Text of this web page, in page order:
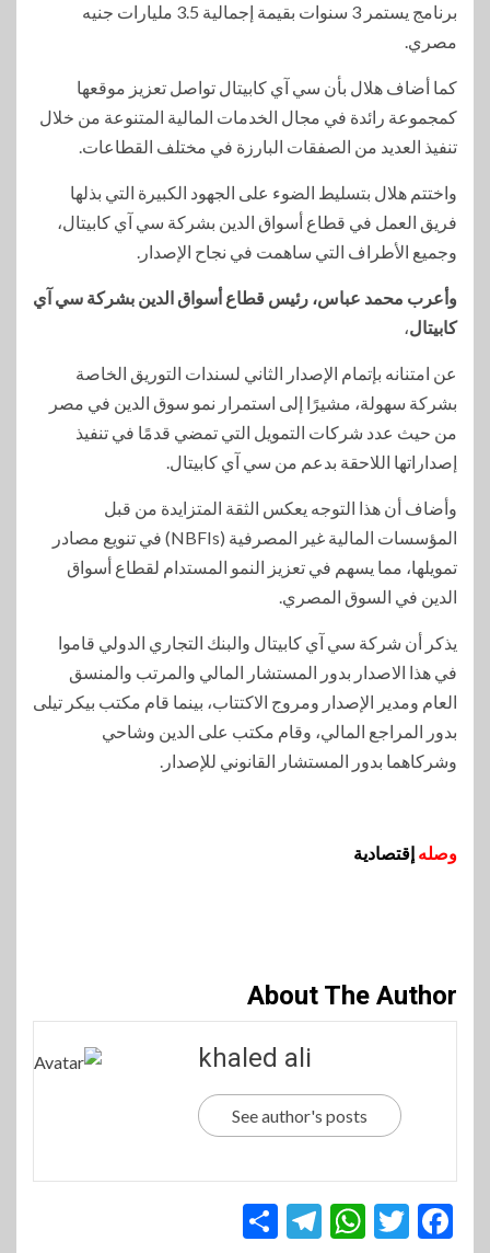
برنامج يستمر 3 سنوات بقيمة إجمالية 3.5 مليارات جنيه
مصري.
كما أضاف هلال بأن سي آي كابيتال تواصل تعزيز موقعها
كمجموعة رائدة في مجال الخدمات المالية المتنوعة من خلال
تنفيذ العديد من الصفقات البارزة في مختلف القطاعات.
واختتم هلال بتسليط الضوء على الجهود الكبيرة التي بذلها
فريق العمل في قطاع أسواق الدين بشركة سي آي كابيتال،
وجميع الأطراف التي ساهمت في نجاح الإصدار.
وأعرب محمد عباس، رئيس قطاع أسواق الدين بشركة سي آي
كابيتال،
عن امتنانه بإتمام الإصدار الثاني لسندات التوريق الخاصة
بشركة سهولة، مشيرًا إلى استمرار نمو سوق الدين في مصر
من حيث عدد شركات التمويل التي تمضي قدمًا في تنفيذ
إصداراتها اللاحقة بدعم من سي آي كابيتال.
وأضاف أن هذا التوجه يعكس الثقة المتزايدة من قبل
المؤسسات المالية غير المصرفية (NBFIs) في تنويع مصادر
تمويلها، مما يسهم في تعزيز النمو المستدام لقطاع أسواق
الدين في السوق المصري.
يذكر أن شركة سي آي كابيتال والبنك التجاري الدولي قاموا
في هذا الاصدار بدور المستشار المالي والمرتب والمنسق
العام ومدير الإصدار ومروج الاكتتاب، بينما قام مكتب بيكر تيلى
بدور المراجع المالي، وقام مكتب على الدين وشاحي
وشركاهما بدور المستشار القانوني للإصدار.
وصله إقتصادية
About The Author
khaled ali
See author's posts
Facebook
Twitter
WhatsApp
Telegram